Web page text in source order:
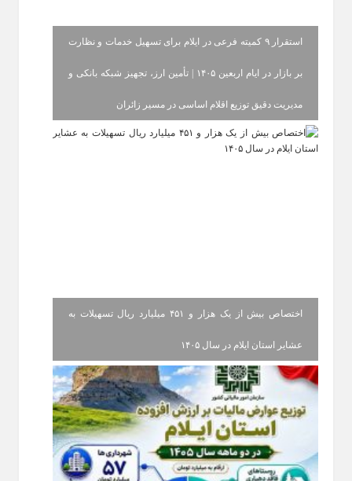
استقرار ۹ کمیته فرعی در ایلام برای تسهیل خدمات و نظارت
بر بازار در ایام اربعین ۱۴۰۵ | تأمین ارز، تجهیز شبکه بانکی و
مدیریت دقیق توزیع اقلام اساسی در مسیر زائران
اختصاص بیش از یک هزار و ۴۵۱ میلیارد ریال تسهیلات به
عشایر استان ایلام در سال ۱۴۰۵